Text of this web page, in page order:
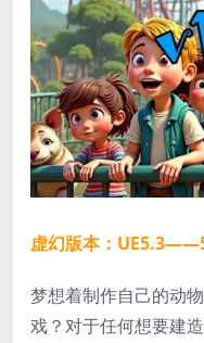
虚幻版本：
梦想着制作自己的动
戏？对于任何想要建